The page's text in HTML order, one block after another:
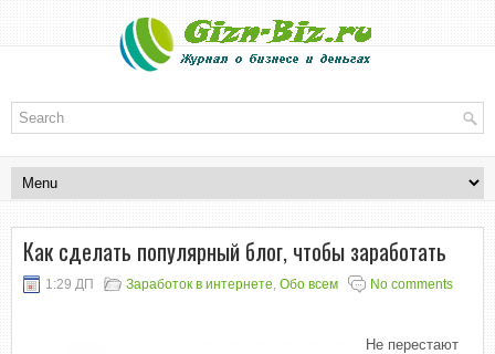
Как сделать популярный блог, чтобы заработать
1:29 ДП Заработок в интернете, Обо всем No comments
Не перестают